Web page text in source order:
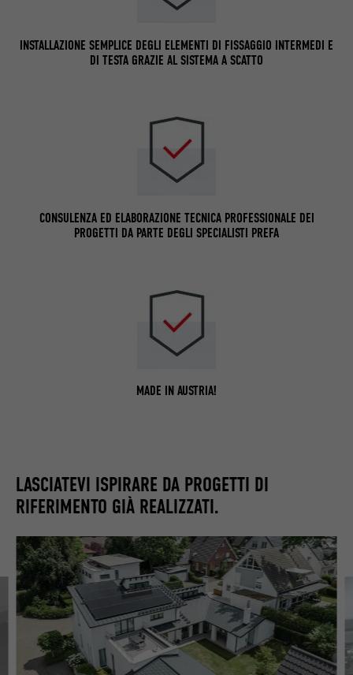
INSTALLAZIONE SEMPLICE DEGLI ELEMENTI DI FISSAGGIO INTERMEDI E
DI TESTA GRAZIE AL SISTEMA A SCATTO
CONSULENZA ED ELABORAZIONE TECNICA PROFESSIONALE DEI
PROGETTI DA PARTE DEGLI SPECIALISTI PREFA
MADE IN AUSTRIA!
LASCIATEVI ISPIRARE DA PROGETTI DI
RIFERIMENTO GIÀ REALIZZATI.